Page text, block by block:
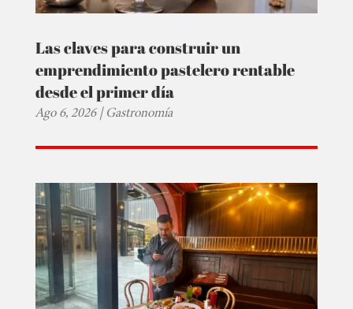
Las claves para construir un
emprendimiento pastelero rentable
desde el primer día
Ago 6, 2026|Gastronomía